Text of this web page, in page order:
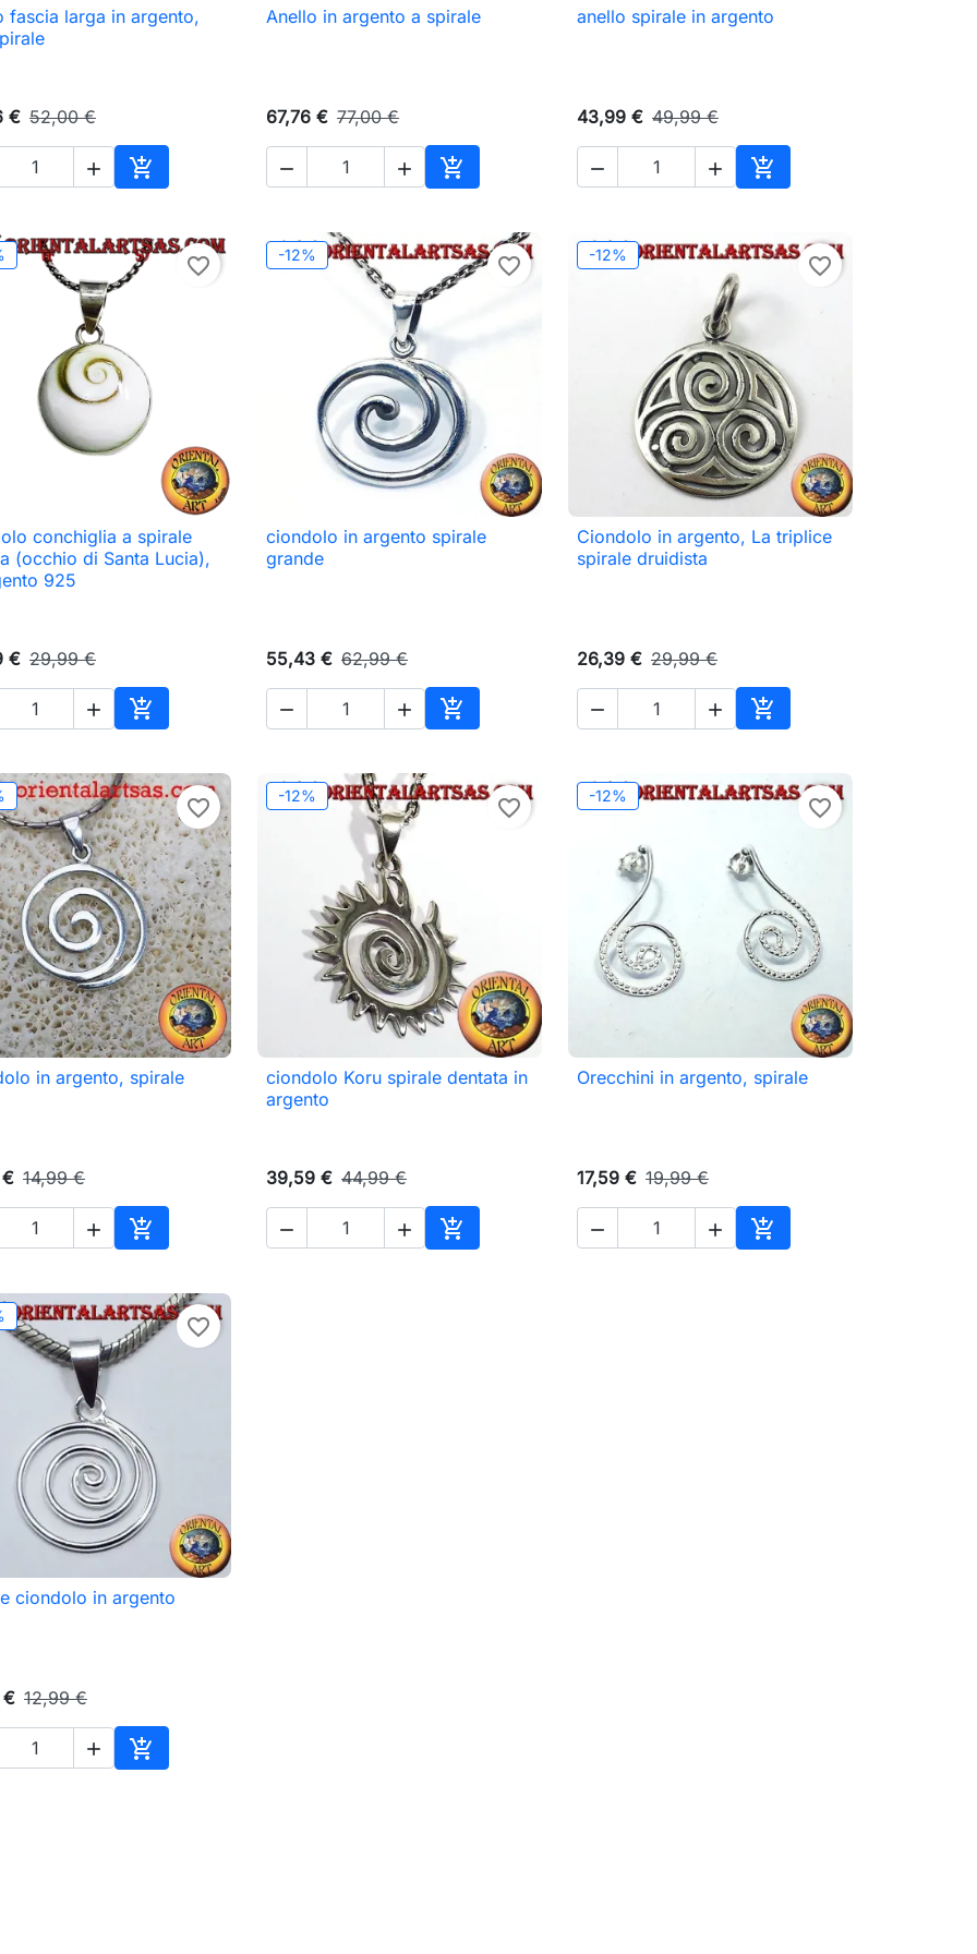
 Anteprima
fascia larga in argento,
€ 52,00 €
 
Aggiungi al carrello
 Anteprima
Anello in argento a spirale
67,76 € 77,00 €
  
Aggiungi al carrello
 Anteprima
anello spirale in argento
43,99 € 49,99 €
  
Aggiungi al carrello
favorite_border
 Anteprima
conchiglia a spirale
(occhio di Santa Lucia),
925
€ 29,99 €
 
Aggiungi al carrello
-12% favorite_border
 Anteprima
ciondolo in argento spirale
grande
55,43 € 62,99 €
  
Aggiungi al carrello
-12% favorite_border
 Anteprima
Ciondolo in argento, La triplice
spirale druidista
26,39 € 29,99 €
  
Aggiungi al carrello
favorite_border
 Anteprima
in argento, spirale
€ 14,99 €
 
Aggiungi al carrello
-12% favorite_border
 Anteprima
ciondolo Koru spirale dentata in
argento
39,59 € 44,99 €
  
Aggiungi al carrello
-12% favorite_border
 Anteprima
Orecchini in argento, spirale
17,59 € 19,99 €
  
Aggiungi al carrello
favorite_border
 Anteprima
ciondolo in argento
€ 12,99 €
 
Aggiungi al carrello